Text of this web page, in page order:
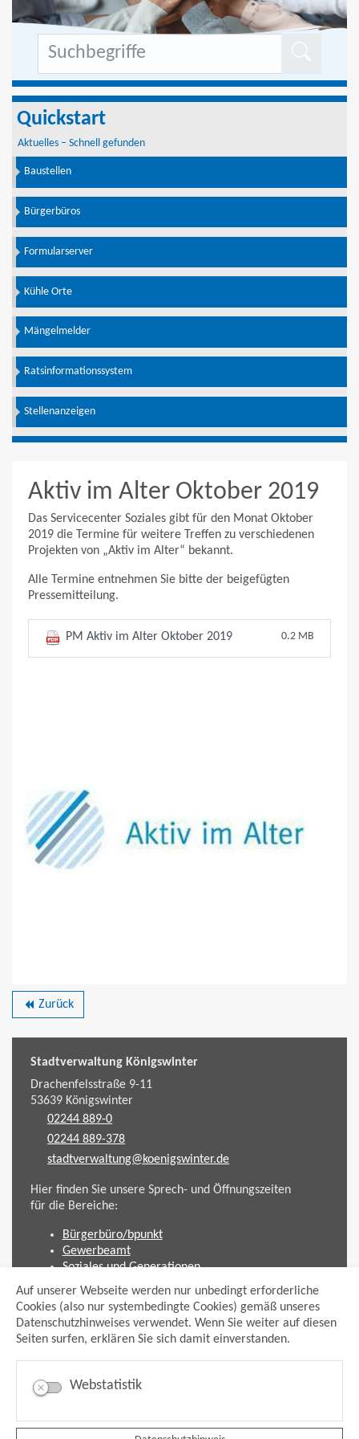
Auf unserer Webseite werden nur unbedingt erforderliche
Cookies (also nur systembedingte Cookies) gemäß unseres
Datenschutzhinweises verwendet. Wenn Sie weiter auf diesen
Seiten surfen, erklären Sie sich damit einverstanden.
Webstatistik
Quickstart
Aktuelles – Schnell gefunden
Baustellen
Bürgerbüros
Formularserver
Kühle Orte
Mängelmelder
Ratsinformationssystem
Stellenanzeigen
Aktiv im Alter Oktober 2019
Das Servicecenter Soziales gibt für den Monat Oktober
2019 die Termine für weitere Treffen zu verschiedenen
Projekten von „Aktiv im Alter“ bekannt.
Alle Termine entnehmen Sie bitte der beigefügten
Pressemitteilung.
PM Aktiv im Alter Oktober 2019 0.2 MB
backward Zurück
Stadtverwaltung Königswinter
Drachenfelsstraße 9-11
53639Königswinter
02244 889-0
02244 889-378
stadtverwaltung@koenigswinter.de
Hier finden Sie unsere Sprech- und Öffnungszeiten
für die Bereiche:
Bürgerbüro/bpunkt
Gewerbeamt
Soziales und Generationen
Standesamt
Friedhofsverwaltung
Planen und Bauen (Bauamt)
Impressum
Datenschutzhinweis
Anmelden
Facebook